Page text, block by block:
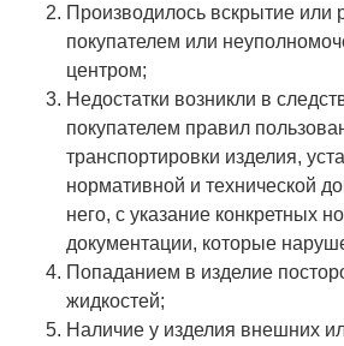
Производилось вскрытие или
покупателем или
центром;
Недостатки возникли в
покупателем правил
транспортировки изделия,
нормативной и технической
него, с указание конкретных
документации, которые
Попаданием в изделие
жидкостей;
Наличие у изделия внешних